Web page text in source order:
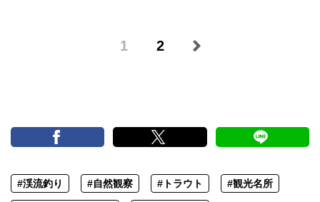
1 2
#渓流釣り #自然観察 #トラウト #観光名所